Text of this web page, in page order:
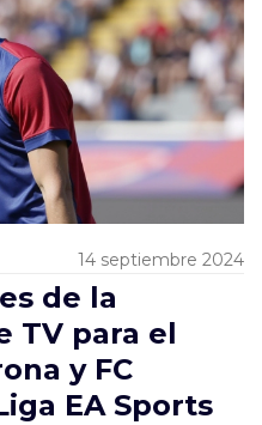
14 septiembre 2024
de la
TV para el
y FC
EA Sports